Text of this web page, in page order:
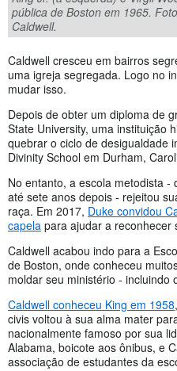
pública de Boston em 1965.
Caldwell.
Caldwell cresceu em bairros
uma igreja segregada. Logo no
mudar isso.
Depois de obter um diploma de
State University, uma instituição
quebrar o ciclo de desigualdade
Divinity School em Durham,
No entanto, a escola metodista
até sete anos depois - rejeitou
raça. Em 2017, Duke convidou
capela para ajudar a reconhecer
Caldwell acabou indo para a
de Boston, onde conheceu
moldar seu ministério - incluindo
Caldwell conheceu King em 1958
civis voltou à sua alma mater
nacionalmente famoso por sua
Alabama, boicote aos ônibus, e
associação de estudantes da